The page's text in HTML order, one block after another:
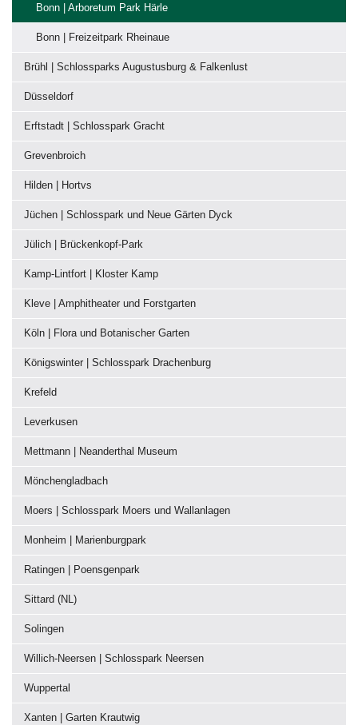
Bonn | Arboretum Park Härle
Bonn | Freizeitpark Rheinaue
Brühl | Schlossparks Augustusburg & Falkenlust
Düsseldorf
Erftstadt | Schlosspark Gracht
Grevenbroich
Hilden | Hortvs
Jüchen | Schlosspark und Neue Gärten Dyck
Jülich | Brückenkopf-Park
Kamp-Lintfort | Kloster Kamp
Kleve | Amphitheater und Forstgarten
Köln | Flora und Botanischer Garten
Königswinter | Schlosspark Drachenburg
Krefeld
Leverkusen
Mettmann | Neanderthal Museum
Mönchengladbach
Moers | Schlosspark Moers und Wallanlagen
Monheim | Marienburgpark
Ratingen | Poensgenpark
Sittard (NL)
Solingen
Willich-Neersen | Schlosspark Neersen
Wuppertal
Xanten | Garten Krautwig